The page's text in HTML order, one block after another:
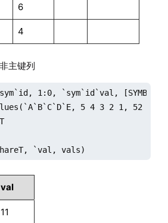
6
4
主键列
1:0, `sym`id`val, [SYMBOL,
5 4 3 2 1, 52 64
val
11